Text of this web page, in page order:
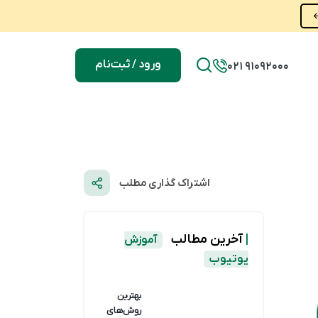
021 91092000 ورود / ثبت‌نام
اشتراک گذاری مطلب
آخرین مطالب
آموزش
یوتیوب
بهترین
روش‌های